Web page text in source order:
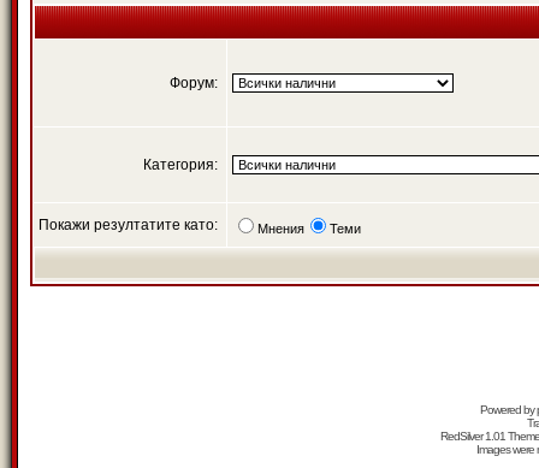
Форум:
Категория:
Покажи резултатите като: Мнения Теми
Powered by
RedSilver 1.01
Images were